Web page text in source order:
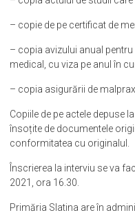
– copie de pe certificat de
– copia avizului anual
medical, cu viza pe anul în
– copia asigurării de
Copiile de pe actele depuse
însoțite de documentele
conformitatea cu originalul.
Înscrierea la interviu se va
2021, ora 16.30.
Primăria Slatina are în